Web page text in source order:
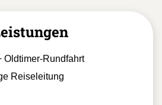
Oldtimer-Rundfahrt
Reiseleitung